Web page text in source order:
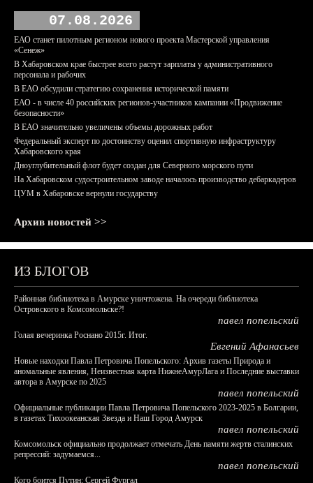
07.08.2026
ЕАО станет пилотным регионом нового проекта Мастерской управления
«Сенеж»
В Хабаровском крае быстрее всего растут зарплаты у административного
персонала и рабочих
В ЕАО обсудили стратегию сохранения исторической памяти
ЕАО - в числе 40 российских регионов-участников кампании «Продвижение
безопасности»
В ЕАО значительно увеличены объемы дорожных работ
Федеральный эксперт по достоинству оценил спортивную инфраструктуру
Хабаровского края
Дноуглубительный флот будет создан для Северного морского пути
На Хабаровском судостроительном заводе началось производство дебаркадеров
ЦУМ в Хабаровске вернули государству
Архив новостей >>
ИЗ БЛОГОВ
Районная библиотека в Амурске уничтожена. На очереди библиотека
Островского в Комсомольске?!
павел попельский
Голая вечеринка Роснано 2015г. Итог.
Евгений Афанасьев
Новые находки Павла Петровича Попельского: Архив газеты Природа и
аномальные явления, Неизвестная карта НижнеАмурЛага и Последние выставки
автора в Амурске по 2025
павел попельский
Официальные публикации Павла Петровича Попельского 2023-2025 в Болгарии,
в газетах Тихоокеанская Звезда и Наш Город Амурск
павел попельский
Комсомольск официально продолжает отмечать День памяти жертв сталинских
репрессий: задумаемся...
павел попельский
Кого боится Путин: Сергей Фургал